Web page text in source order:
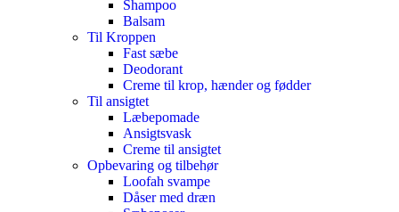
Shampoo
Balsam
Til Kroppen
Fast sæbe
Deodorant
Creme til krop, hænder og fødder
Til ansigtet
Læbepomade
Ansigtsvask
Creme til ansigtet
Opbevaring og tilbehør
Loofah svampe
Dåser med dræn